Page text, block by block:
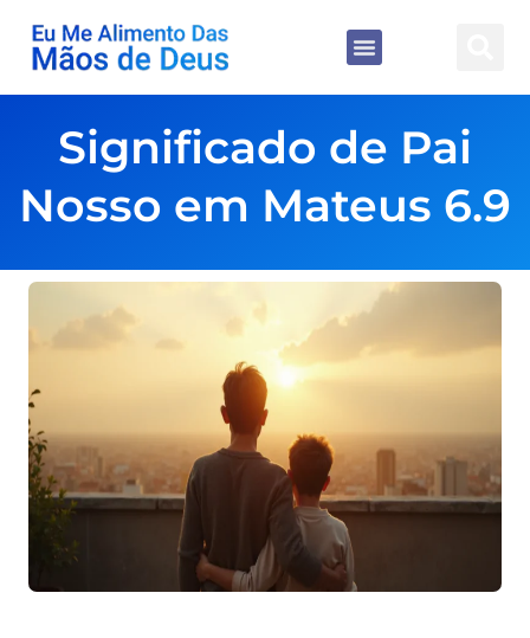
Significado de Pai
Nosso em Mateus 6.9